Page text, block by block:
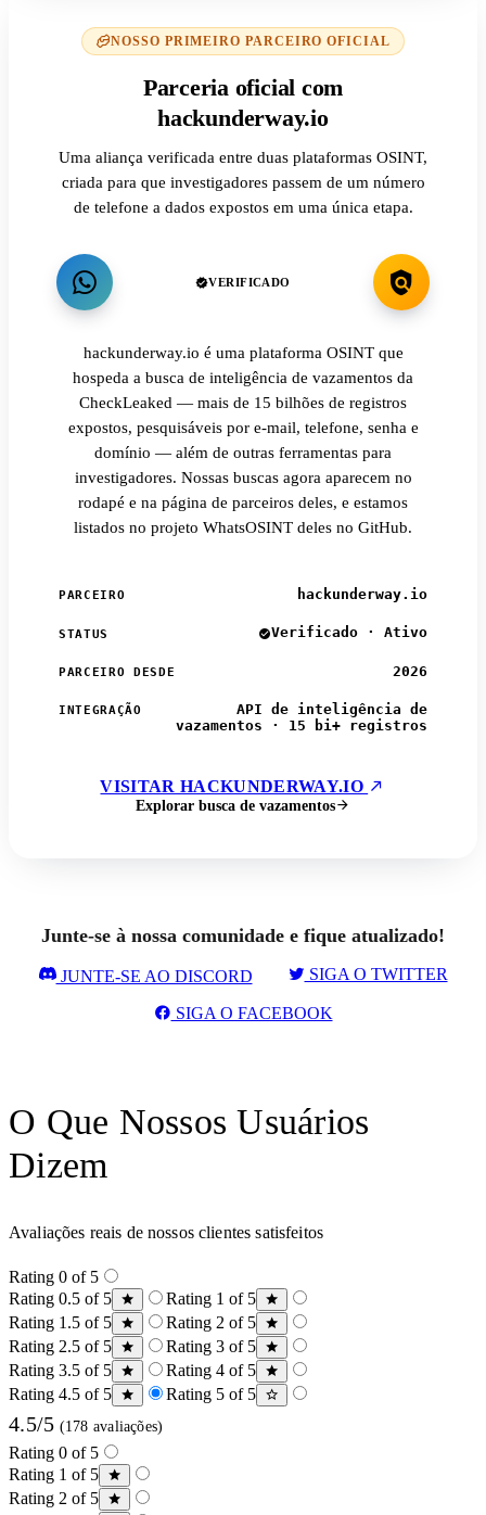
NOSSO PRIMEIRO PARCEIRO OFICIAL
Parceria oficial com
hackunderway.io
Uma aliança verificada entre duas plataformas OSINT,
criada para que investigadores passem de um número
de telefone a dados expostos em uma única etapa.
VERIFICADO
hackunderway.io é uma plataforma OSINT que
hospeda a busca de inteligência de vazamentos da
CheckLeaked — mais de 15 bilhões de registros
expostos, pesquisáveis por e-mail, telefone, senha e
domínio — além de outras ferramentas para
investigadores. Nossas buscas agora aparecem no
rodapé e na página de parceiros deles, e estamos
listados no projeto WhatsOSINT deles no GitHub.
PARCEIRO hackunderway.io
STATUS Verificado · Ativo
PARCEIRO DESDE 2026
INTEGRAÇÃO
API de inteligência de
vazamentos · 15 bi+ registros
VISITAR HACKUNDERWAY.IO
Explorar busca de vazamentos
Junte-se à nossa comunidade e fique atualizado!
JUNTE-SE AO DISCORD SIGA O TWITTER
SIGA O FACEBOOK
O Que Nossos Usuários
Dizem
Avaliações reais de nossos clientes satisfeitos
Rating 0 of 5
Rating 0.5 of 5
Rating 1 of 5
Rating 1.5 of 5
Rating 2 of 5
Rating 2.5 of 5
Rating 3 of 5
Rating 3.5 of 5
Rating 4 of 5
Rating 4.5 of 5
Rating 5 of 5
4.5/5 (178 avaliações)
Rating 0 of 5
Rating 1 of 5
Rating 2 of 5